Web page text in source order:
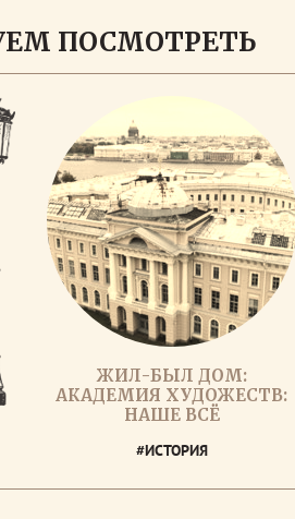
ПОСМОТРЕТЬ
ЖИЛ-БЫЛ ДОМ:
АКАДЕМИЯ ХУДОЖЕСТВ:
НАШЕ ВСЁ
#ИСТОРИЯ